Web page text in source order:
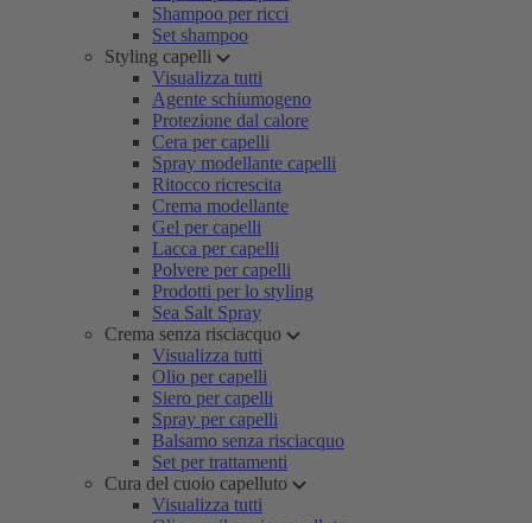
Shampoo per ricci
Set shampoo
Styling capelli
Visualizza tutti
Agente schiumogeno
Protezione dal calore
Cera per capelli
Spray modellante capelli
Ritocco ricrescita
Crema modellante
Gel per capelli
Lacca per capelli
Polvere per capelli
Prodotti per lo styling
Sea Salt Spray
Crema senza risciacquo
Visualizza tutti
Olio per capelli
Siero per capelli
Spray per capelli
Balsamo senza risciacquo
Set per trattamenti
Cura del cuoio capelluto
Visualizza tutti